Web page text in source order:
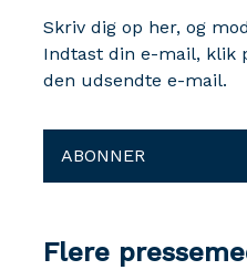
Skriv dig op her, og
Indtast din e-mail, klik
den udsendte e-mail.
ABONNER
Flere